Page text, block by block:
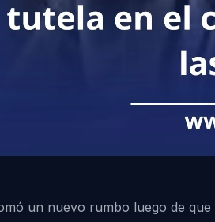
un nuevo rumbo luego de